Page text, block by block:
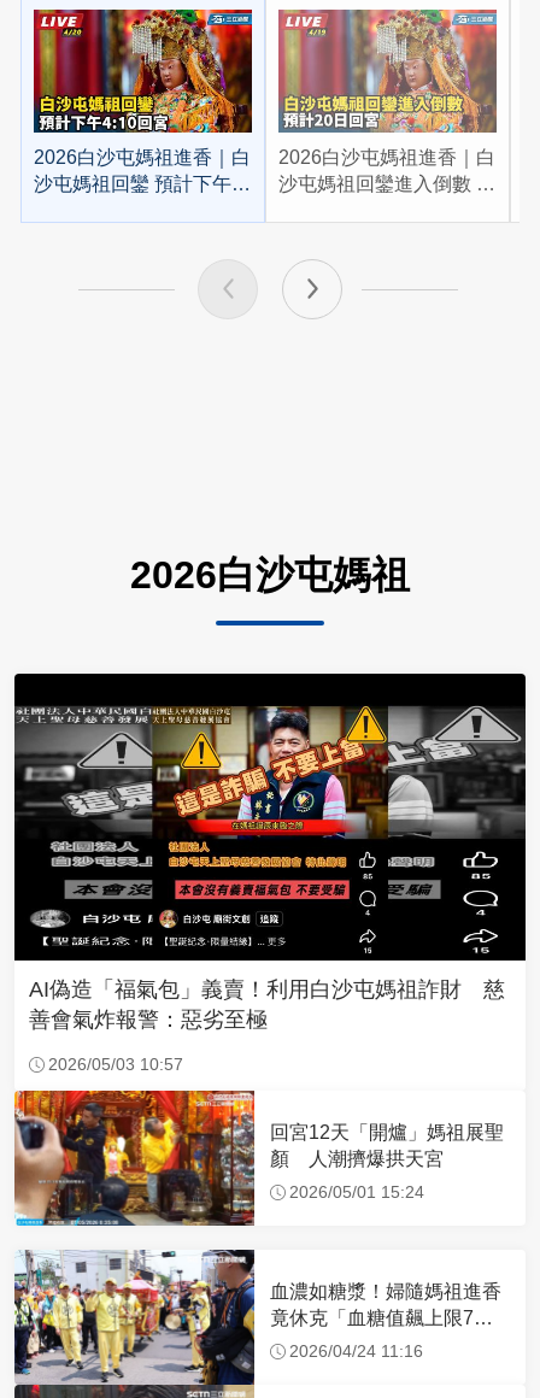
2026白沙屯媽祖進香｜白
沙屯媽祖回鑾 預計下午
2026白沙屯媽祖進香｜白
沙屯媽祖回鑾進入倒數 預
2026白沙屯媽祖
AI偽造「福氣包」義賣！利用白沙屯媽祖詐財 慈
善會氣炸報警：惡劣至極
2026/05/03 10:57
回宮12天「開爐」媽祖展聖
顏 人潮擠爆拱天宮
2026/05/01 15:24
血濃如糖漿！婦隨媽祖進香
竟休克「血糖值飆上限7
倍」 醫曝原因
2026/04/24 11:16